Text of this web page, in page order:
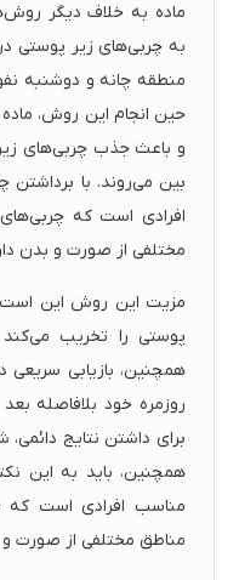
ماده به خلاف دیگر
به چربی‌های زیر پوستی
منطقه چانه و دوشنبه
حین انجام این روش،
و باعث جذب چربی‌های
بین می‌روند. با
افرادی است که
مختلفی از صورت و بدن
مزیت این روش این
پوستی را تخریب می‌کند
همچنین، بازیابی سریعی
روزمره خود بلافاصله
برای داشتن نتایج
همچنین، باید به این
مناسب افرادی است که
مناطق مختلفی از صورت و